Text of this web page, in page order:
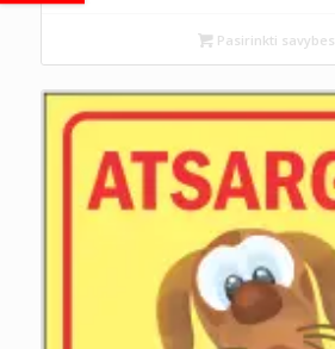
Pasirinkti savybes